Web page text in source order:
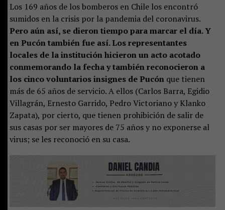
Los 169 años de los bomberos en Chile los encontró
sumidos en la crisis por la pandemia del coronavirus.
Pero aún así, se dieron tiempo para marcar el día. Y
en Pucón también fue así. Los representantes
locales de la institución hicieron un acto acotado
conmemorando la fecha y también reconocieron a
los cinco voluntarios insignes de Pucónque tienen
más de 65 años de servicio. A ellos (Carlos Barra, Egidio
Villagrán, Ernesto Garrido, Pedro Victoriano y Klanko
Zapata), por cierto, que tienen prohibición de salir de
sus casas por ser mayores de 75 años y no exponerse al
virus; se les reconoció en su casa.